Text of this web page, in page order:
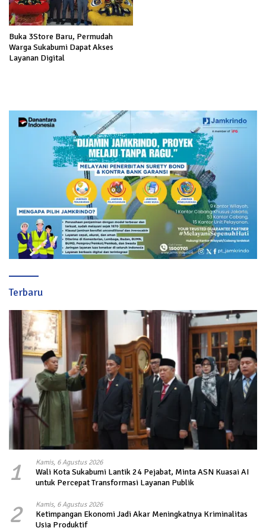
Buka 3Store Baru, Permudah
Warga Sukabumi Dapat Akses
Layanan Digital
Terbaru
1 Kamis, 6 Agustus 2026
Wali Kota Sukabumi Lantik 24 Pejabat, Minta ASN Kuasai AI
untuk Percepat Transformasi Layanan Publik
2 Kamis, 6 Agustus 2026
Ketimpangan Ekonomi Jadi Akar Meningkatnya Kriminalitas
Usia Produktif